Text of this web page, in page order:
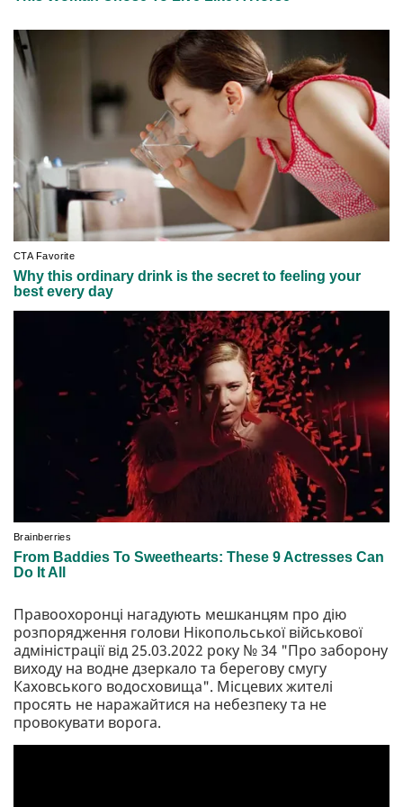
Правоохоронці нагадують мешканцям про дію
розпорядження голови Нікопольської військової
адміністрації від 25.03.2022 року № 34 "Про заборону
виходу на водне дзеркало та берегову смугу
Каховського водосховища". Місцевих жителі
просять не наражайтися на небезпеку та не
провокувати ворога.